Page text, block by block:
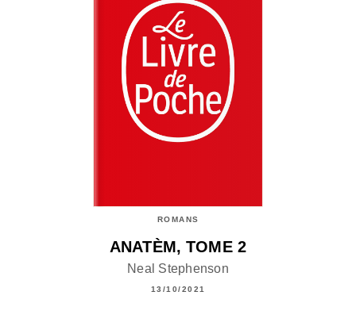
ROMANS
ANATÈM, TOME 2
Neal Stephenson
13/10/2021